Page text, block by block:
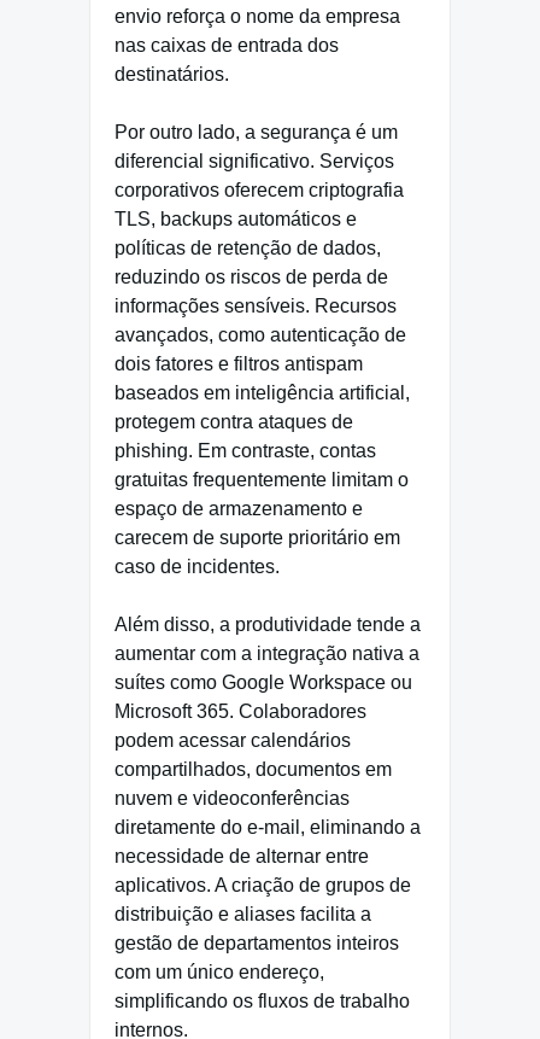
envio reforça o nome da empresa
nas caixas de entrada dos
destinatários.
Por outro lado, a segurança é um
diferencial significativo. Serviços
corporativos oferecem criptografia
TLS, backups automáticos e
políticas de retenção de dados,
reduzindo os riscos de perda de
informações sensíveis. Recursos
avançados, como autenticação de
dois fatores e filtros antispam
baseados em inteligência artificial,
protegem contra ataques de
phishing. Em contraste, contas
gratuitas frequentemente limitam o
espaço de armazenamento e
carecem de suporte prioritário em
caso de incidentes.
Além disso, a produtividade tende a
aumentar com a integração nativa a
suítes como Google Workspace ou
Microsoft 365. Colaboradores
podem acessar calendários
compartilhados, documentos em
nuvem e videoconferências
diretamente do e-mail, eliminando a
necessidade de alternar entre
aplicativos. A criação de grupos de
distribuição e aliases facilita a
gestão de departamentos inteiros
com um único endereço,
simplificando os fluxos de trabalho
internos.